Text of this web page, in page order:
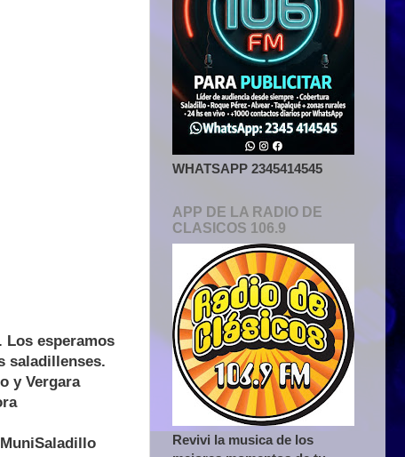
Los esperamos
saladillenses.
y Vergara
WHATSAPP 2345414545
APP DE LA RADIO DE
CLASICOS 106.9
Revivi la musica de los